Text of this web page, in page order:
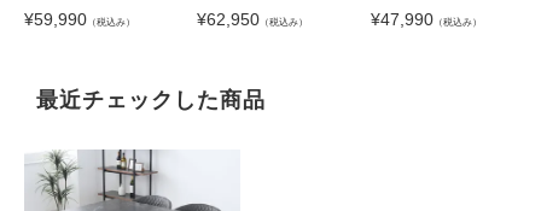
¥59,990 （税込み） ¥62,950 （税込み） ¥47,990（税込み）
最近チェックした商品